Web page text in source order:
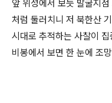
앞 위성에서 보듯 발굴지
처럼 둘러치니 저 북한산
시대로 추적하는 사찰이
비봉에서 보면 한 눈에 조